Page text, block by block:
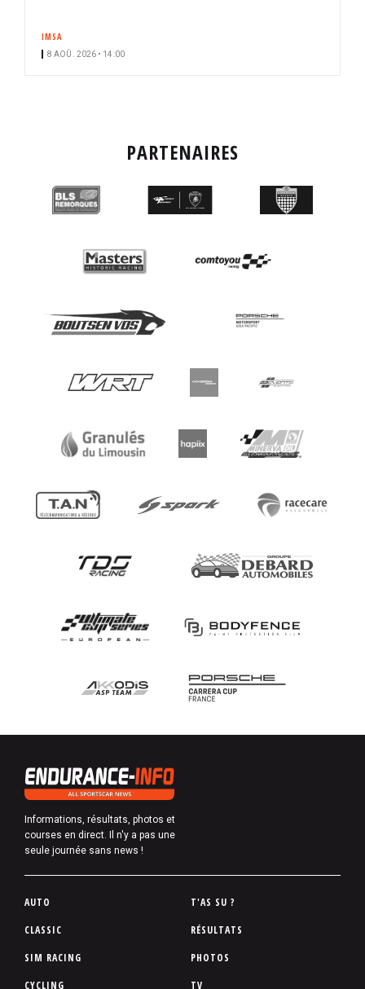
IMSA
8 AOÛ. 2026 • 14:00
PARTENAIRES
Informations, résultats, photos et
courses en direct. Il n'y a pas une
seule journée sans news !
P
d
d
AUTO
CLASSIC
SIM RACING
CYCLING
T'AS SU ?
RÉSULTATS
PHOTOS
TV